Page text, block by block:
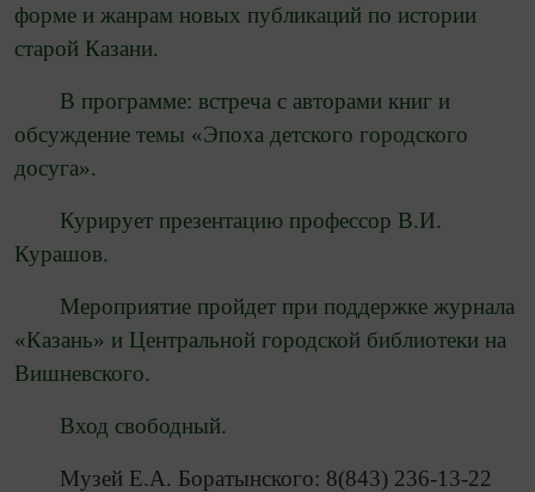
форме и жанрам новых публикаций по истории
старой Казани.
В программе: встреча с авторами книг и
обсуждение темы «Эпоха детского городского
досуга».
Курирует презентацию профессор В.И.
Курашов.
Мероприятие пройдет при поддержке журнала
«Казань» и Центральной городской библиотеки на
Вишневского.
Вход свободный.
Музей Е.А. Боратынского: 8(843) 236-13-22